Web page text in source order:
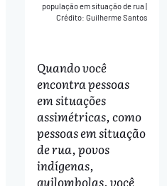
população em situação de rua|
Crédito: Guilherme Santos
Quando você
encontra pessoas
em situações
assimétricas, como
pessoas em situação
de rua, povos
indígenas,
quilombolas, você